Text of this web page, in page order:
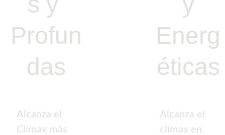
Profun
das
Energ
éticas
Alcanza el
Clímax más
Alcanza el
clímax en